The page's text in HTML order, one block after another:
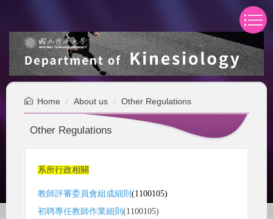
the
main
content
block
Home About us Other Regulations
Other Regulations
系所行政相關
教師評審委員會組成細則 (1100105)
初聘專任教師作業細則 (1100105)